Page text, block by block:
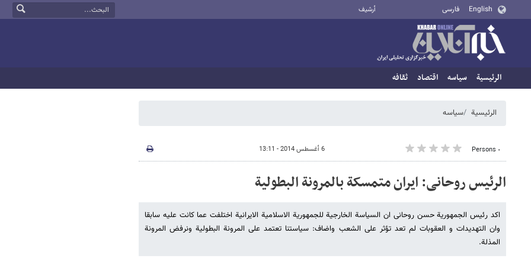
English فارسی أرشيف
الرئيسية سیاسه اقتصاد ثقافه
الرئيسية سیاسه
٠ Persons 6 أغسطس 2014 - 13:11
الرئیس روحانی: ایران متمسکة بالمرونة البطولیة
اکد رئیس الجمهوریة حسن روحانی ان السیاسة الخارجیة للجمهوریة الاسلامیة الایرانیة اختلفت عما کانت علیه سابقا
وان التهدیدات و العقوبات لم تعد تؤثر علی الشعب واضاف: سیاستنا تعتمد علی المرونة البطولیة ونرفض المرونة
المذلة.